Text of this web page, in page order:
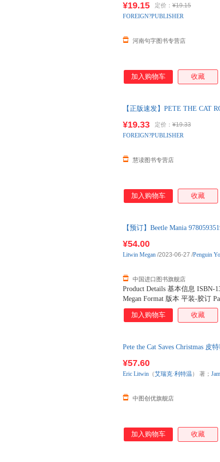
¥19.15 定价： ¥19.15
河南句字图书专营店
FOREIGN?PUBLISHER
加入购物车 收藏
【正版速发】PETE THE CAT
¥19.33 定价： ¥19.33
慧读图书专营店
FOREIGN?PUBLISHER
加入购物车 收藏
【预订】Beetle Mania
Product Details 基本信息 ISBN-
Megan Format 版本 平装-胶订
Penguin Young Readers
Dimensions 商品尺寸 8.80 x
neighbors, best friends, and bug
to sort them into categories. But
¥54.00
中国进口图书旗舰店
Litwin Megan /2023-06-27 /Penguin
加入购物车 收藏
Pete the Cat Saves Christmas
¥57.60
中图创优旗舰店
Eric Litwin （艾瑞克·利特温 ） 著；
加入购物车 收藏